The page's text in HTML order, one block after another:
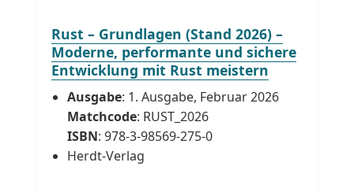
Rust – Grundlagen (Stand 2026) –
Moderne, performante und sichere
Entwicklung mit Rust meistern
Ausgabe: 1. Ausgabe, Februar 2026
Matchcode: RUST_2026
ISBN: 978-3-98569-275-0
Herdt-Verlag